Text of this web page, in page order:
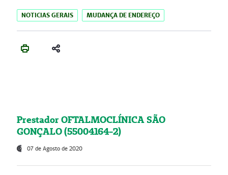
NOTICIAS GERAIS MUDANÇA DE ENDEREÇO
Prestador OFTALMOCLÍNICA SÃO
GONÇALO (55004164-2)
07 de Agosto de 2020